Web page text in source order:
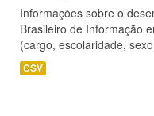
Informações sobre o
Brasileiro de Informação
(cargo, escolaridade,
CSV